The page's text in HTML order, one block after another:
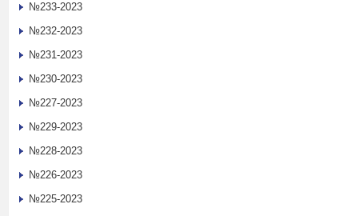
№233-2023
№232-2023
№231-2023
№230-2023
№227-2023
№229-2023
№228-2023
№226-2023
№225-2023